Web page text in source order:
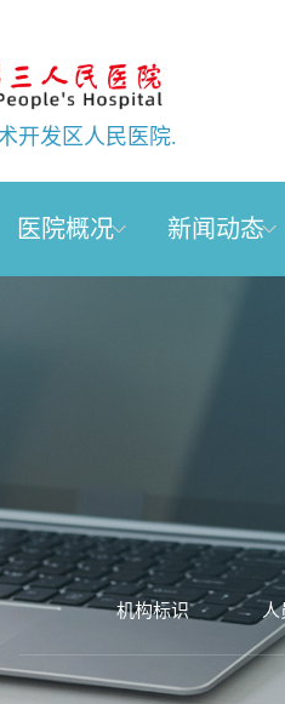
开发区人民医院.
医院概况 新闻动态
机构标识